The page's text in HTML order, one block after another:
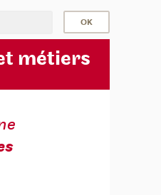
métiers